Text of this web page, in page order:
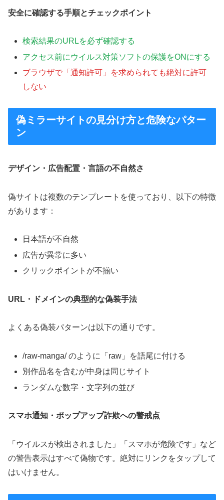
安全に確認する手順とチェックポイント
検索結果のURLを必ず確認する
アクセス前にウイルス対策ソフトの保護をONにする
ブラウザで「通知許可」を求められても絶対に許可
しない
偽ミラーサイトの見分け方と危険なパター
ン
デザイン・広告配置・言語の不自然さ
偽サイトは複数のテンプレートを使っており、以下の特徴
があります：
日本語が不自然
広告が異常に多い
クリックポイントが不揃い
URL・ドメインの典型的な偽装手法
よくある偽装パターンは以下の通りです。
/raw-manga/ のように「raw」を語尾に付ける
別作品名を含むが中身は同じサイト
ランダムな数字・文字列の並び
スマホ通知・ポップアップ詐欺への警戒点
「ウイルスが検出されました」「スマホが危険です」など
の警告表示はすべて偽物です。絶対にリンクをタップして
はいけません。